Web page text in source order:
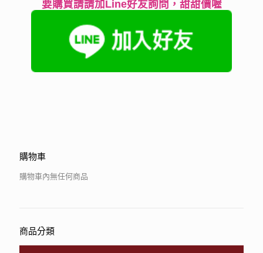
要購買請請加Line好友詢問，甜甜價喔
購物車
購物車內無任何商品
商品分類